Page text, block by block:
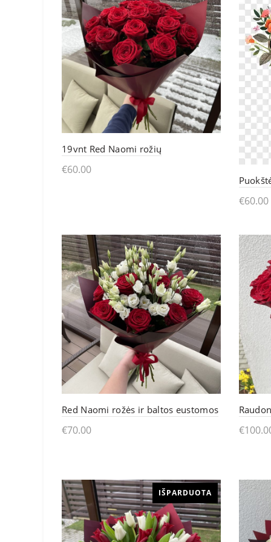
19vnt Red Naomi rožių
€60.00
€60.00
Red Naomi rožės ir baltos eustomos
€70.00 €
IŠPARDUOTA